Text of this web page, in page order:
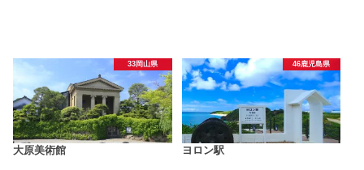
33岡山県
大原美術館
46鹿児島県
ヨロン駅